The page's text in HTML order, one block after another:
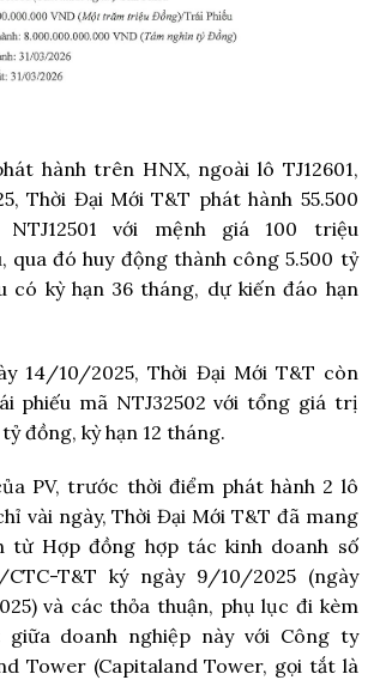
hành trên HNX, ngoài lô TJ12601,
Thời Đại Mới T&T phát hành 55.500
với mệnh giá 100 triệu
đó huy động thành công 5.500 tỷ
có kỳ hạn 36 tháng, dự kiến đáo hạn
14/10/2025, Thời Đại Mới T&T còn
phiếu mã NTJ32502 với tổng giá trị
đồng, kỳ hạn 12 tháng.
PV, trước thời điểm phát hành 2 lô
vài ngày, Thời Đại Mới T&T đã mang
từ Hợp đồng hợp tác kinh doanh số
T&T ký ngày 9/10/2025 (ngày
và các thỏa thuận, phụ lục đi kèm
giữa doanh nghiệp này với Công ty
Tower (Capitaland Tower, gọi tắt là